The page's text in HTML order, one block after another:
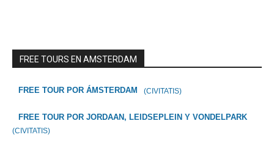
FREE TOURS EN AMSTERDAM
FREE TOUR POR ÁMSTERDAM (CIVITATIS)
FREE TOUR POR JORDAAN, LEIDSEPLEIN Y VONDELPARK
(CIVITATIS)